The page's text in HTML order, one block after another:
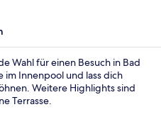
Wahl für einen Besuch in Bad
im Innenpool und lass dich
Weitere Highlights sind
Terrasse.